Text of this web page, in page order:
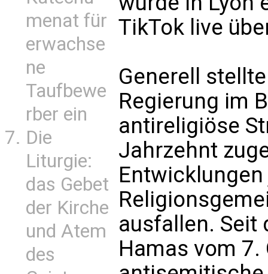
menat für
erwachse
ne
Taufbewe
rber ein
Die
Liturgie:
das Gebet
der Kirche
und Atem
des
TikTok live
Generell
Regierung im
antireligiöse
Jahrzehnt
ausfallen. Seit
Hamas vom